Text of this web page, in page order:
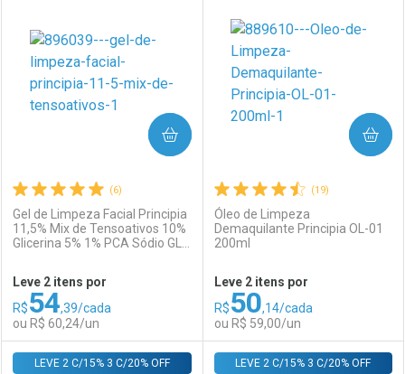
Laboratório
Comprar sem Desconto
Por R$ 44,00/cada
Por Menos
Comprar sem Desconto
Por R$ 44,00/cada
Laboratório
Comprar sem Desconto
Por R$ 49,00/cada
Por Menos
Comprar sem Desconto
Por R$ 49,00/cada
(6)
Gel de Limpeza Facial Principia
11,5% Mix de Tensoativos 10%
Glicerina 5% 1% PCA Sódio GL-
Leve 2 itens por
R$54,39/cada
ou R$ 60,24/un
COMPRAR
FECHAR
FECHAR
(19)
Óleo de Limpeza
Demaquilante Principia OL-01
200ml
Leve 2 itens por
R$50,14/cada
ou R$ 59,00/un
COMPRAR
LEVE 2 C/15% 3 C/20% OFF LEVE 2 C/15% 3 C/20% OFF